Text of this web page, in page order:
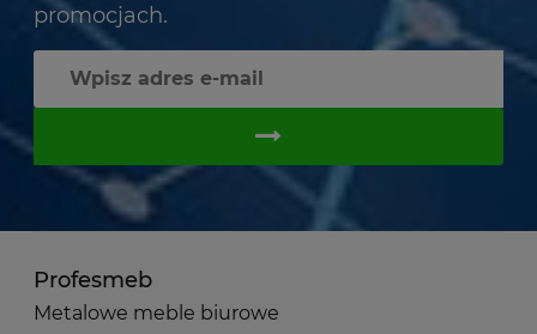
promocjach.
Profesmeb
Metalowe meble biurowe